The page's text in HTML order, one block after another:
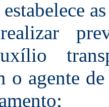
o agente